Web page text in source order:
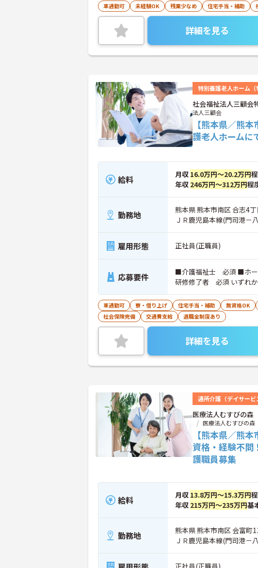
車通勤可 未経験OK 残業少なめ 住宅手当・補助
詳細を見る
特別養護老人ホーム（
社会福祉法人三顧会
法人三顧会
【熊本県／熊
護老人ホームに
給料 月収 16.0万円～20.2万円
年収 246万円～312万円程
勤務地
熊本県 熊本市南区 合志4
ＪＲ鹿児島本線(門司港－
雇用形態 正社員(正職員)
応募要件
■介護福祉士 必須 ■ホ
研修修了者 必須 いずれ
車通勤可 寮・借り上げ 住宅手当・補助 無資格OK
社会保険完備
交通費支給 退職金制度あり
詳細を見る
通所介護（デイサービ
医療法人むすびの
医療法人むすびの
【熊本県／熊
資格・経験不問
護職員募集
給料 月収 13.8万円～15.3万円
年収 215万円～235万円基
勤務地
熊本県 熊本市南区 会富町
ＪＲ鹿児島本線(門司港－
正社員(正職員)